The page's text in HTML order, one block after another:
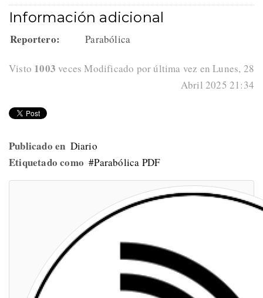
Información adicional
Reportero: Parabólica
Visto 1003 veces Modificado por última vez en Lunes, 28
Abril 2025 21:34
Publicado en Diario
Etiquetado como Parabólica PDF